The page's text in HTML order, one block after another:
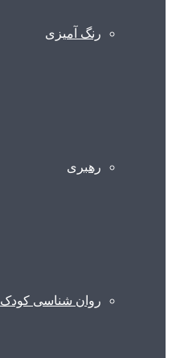
رنگ آمیزی
رهبری
روان شناسی کودک